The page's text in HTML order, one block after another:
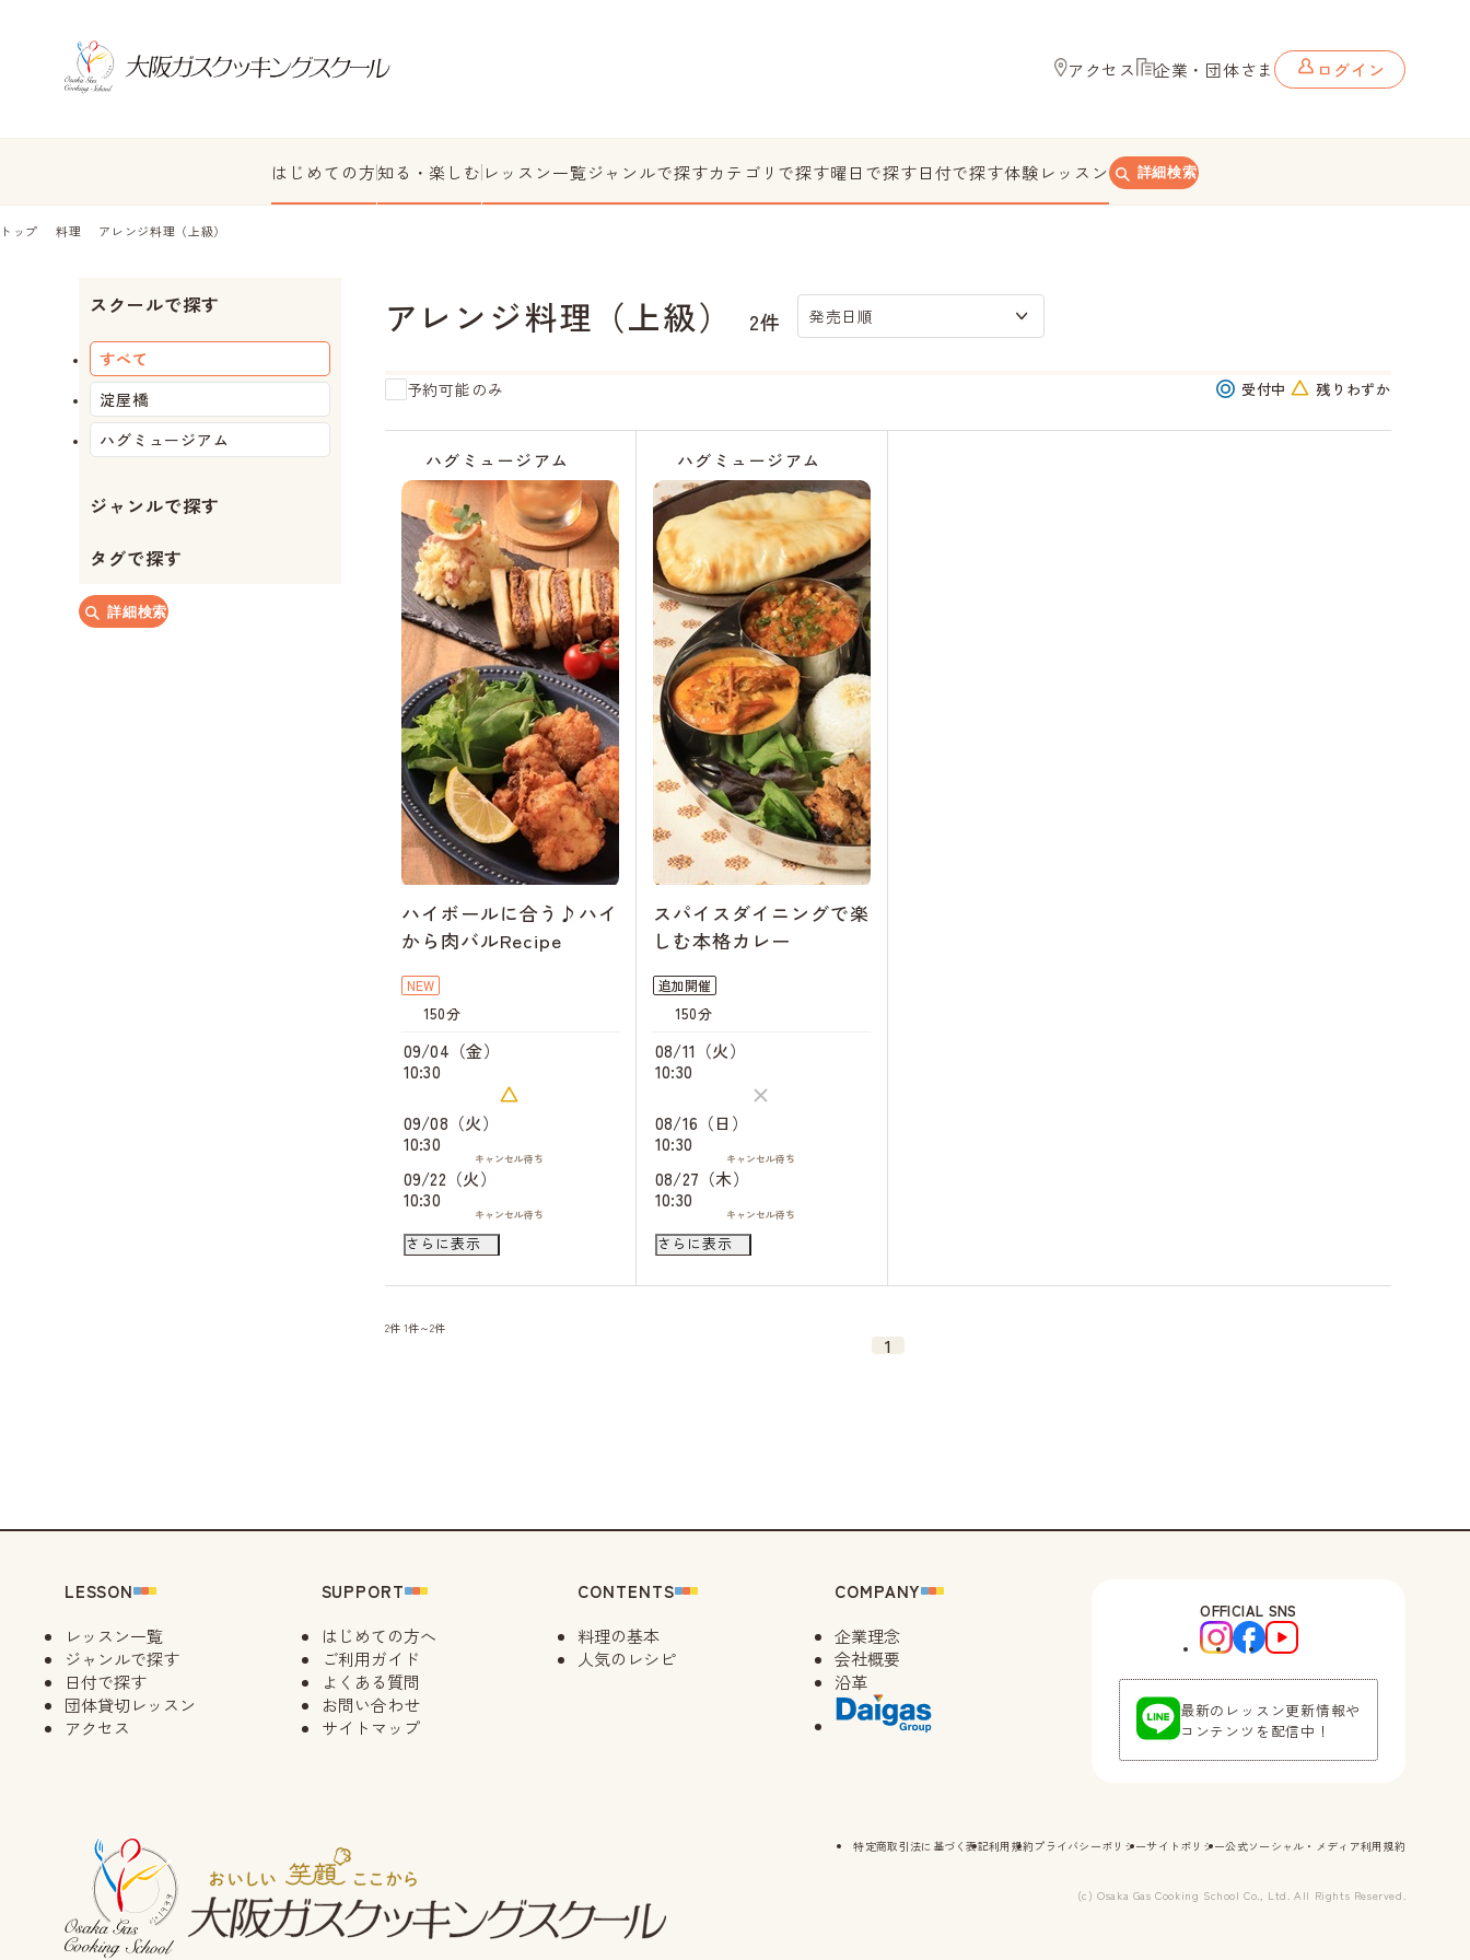
アクセス 企業・団体さま ログイン
はじめての方知る・楽しむ レッスン一覧ジャンルで探すカテゴリで探す曜日で探す日付で探す体験レッスン 詳細検索
トップ 料理 アレンジ料理（上級）
スクールで探す
すべて
淀屋橋
ハグミュージアム
ジャンルで探す
タグで探す
詳細検索
アレンジ料理（上級） 2件 発売日順
予約可能のみ 受付中 残りわずか
ハグミュージアム
ハイボールに合う♪ハイ
から肉バルRecipe
NEW
150分
09/04（金）
10:30
09/08（火）
10:30
キャンセル待ち
09/22（火）
10:30
キャンセル待ち
09/23（水）
10:30
10:30
さらに表示
ハグミュージアム
スパイスダイニングで楽
しむ本格カレー
追加開催
150分
08/11（火）
10:30
08/16（日）
10:30
キャンセル待ち
08/27（木）
10:30
キャンセル待ち
08/29（土）
10:30
09/03（木）
さらに表示
2件 1件～2件
1
LESSON
レッスン一覧
ジャンルで探す
日付で探す
団体貸切レッスン
アクセス
SUPPORT
はじめての方へ
ご利用ガイド
よくある質問
お問い合わせ
サイトマップ
CONTENTS
料理の基本
人気のレシピ
COMPANY
企業理念
会社概要
沿革
OFFICIAL SNS
最新のレッスン更新情報や
コンテンツを配信中！
特定商取引法に基づく表記利用規約 プライバシーポリシーサイトポリシー公式ソーシャル・メディア利用規約
(c) Osaka Gas Cooking School Co., Ltd. All Rights Reserved.